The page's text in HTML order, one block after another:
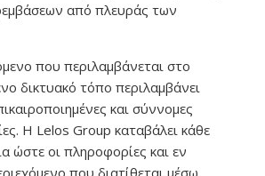
από πλευράς των
που περιλαμβάνεται στο
δικτυακό τόπο περιλαμβάνει
και σύννομες
Η Lelos Group καταβάλει κάθε
ώστε οι πληροφορίες και εν
που διατίθεται μέσω